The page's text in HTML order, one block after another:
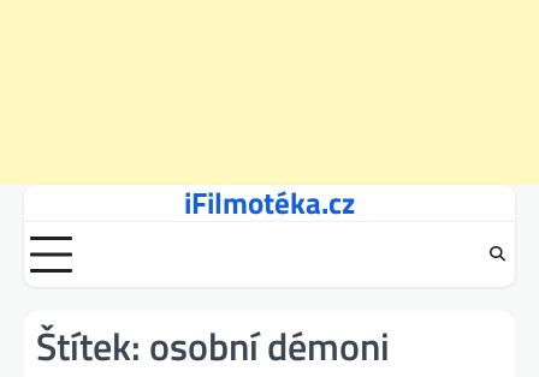
content
iFilmotéka.cz
Štítek: osobní démoni